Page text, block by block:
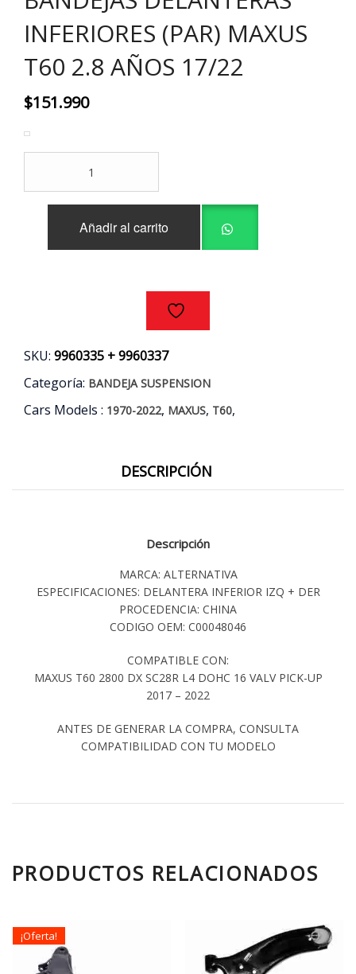
INFERIORES (PAR) MAXUS
T60 2.8 AÑOS 17/22
$151.990
DELANTERAS
INFERIORES
Añadir al carrito
SKU: 9960335 + 9960337
Categoría: BANDEJA SUSPENSION
Cars Models : 1970-2022, MAXUS, T60,
DESCRIPCIÓN
Descripción
MARCA: ALTERNATIVA
ESPECIFICACIONES: DELANTERA INFERIOR IZQ + DER
PROCEDENCIA: CHINA
CODIGO OEM: C00048046
COMPATIBLE CON:
MAXUS T60 2800 DX SC28R L4 DOHC 16 VALV PICK-UP
2017 – 2022
ANTES DE GENERAR LA COMPRA, CONSULTA
COMPATIBILIDAD CON TU MODELO
PRODUCTOS RELACIONADOS
¡Oferta!